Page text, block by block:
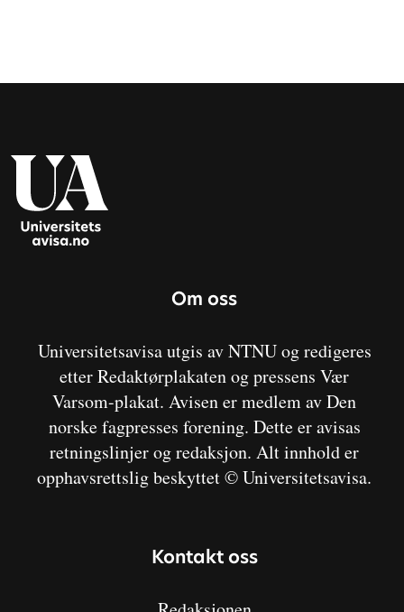
Om oss
Universitetsavisa utgis av NTNU og redigeres
etter Redaktørplakaten og pressens Vær
Varsom-plakat. Avisen er medlem av Den
norske fagpresses forening. Dette er avisas
retningslinjer og redaksjon. Alt innhold er
opphavsrettslig beskyttet © Universitetsavisa.
Kontakt oss